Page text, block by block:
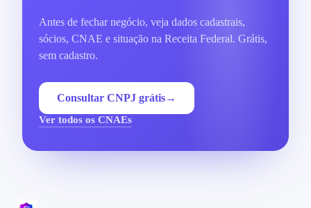
Antes de fechar negócio, veja dados cadastrais,
sócios, CNAE e situação na Receita Federal. Grátis,
sem cadastro.
Consultar CNPJ grátis→
Ver todos os CNAEs